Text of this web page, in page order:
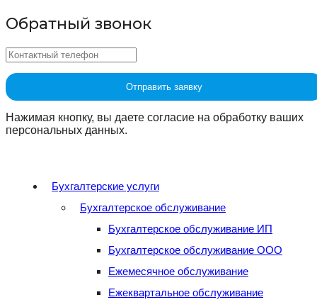
Обратный звонок
Нажимая кнопку, вы даете согласие на обработку ваших
персональных данных.
Бухгалтерские услуги
Бухгалтерское обслуживание
Бухгалтерское обслуживание ИП
Бухгалтерское обслуживание ООО
Ежемесячное обслуживание
Ежеквартальное обслуживание